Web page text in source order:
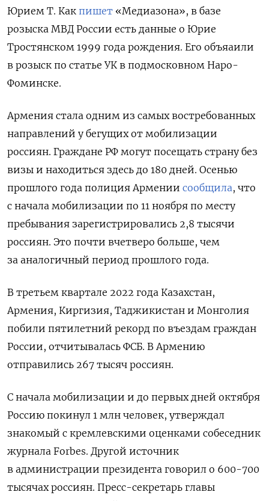
Юрием Т. Как пишет «Медиазона», в базе
розыска МВД России есть данные о Юрие
Тростянском 1999 года рождения. Его объяаили
в розыск по статье УК в подмосковном Наро-
Фоминске.
Армения стала одним из самых востребованных
направлений у бегущих от мобилизации
россиян. Граждане РФ могут посещать страну без
визы и находиться здесь до 180 дней. Осенью
прошлого года полиция Армении сообщила, что
с начала мобилизации по 11 ноября по месту
пребывания зарегистрировались 2,8 тысячи
россиян. Это почти вчетверо больше, чем
за аналогичный период прошлого года.
В третьем квартале 2022 года Казахстан,
Армения, Киргизия, Таджикистан и Монголия
побили пятилетний рекорд по въездам граждан
России, отчитывалась ФСБ. В Армению
отправились 267 тысяч россиян.
С начала мобилизации и до первых дней октября
Россию покинул 1 млн человек, утверждал
знакомый с кремлевскими оценками собеседник
журнала Forbes. Другой источник
в администрации президента говорил о 600-700
тысячах россиян. Пресс-секретарь главы